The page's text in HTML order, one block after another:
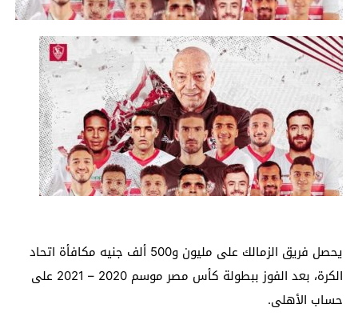
يحصل فريق الزمالك على مليون و500 ألف جنيه مكافأة اتحاد
الكرة، بعد الفوز ببطولة كأس مصر موسم 2020 – 2021 على
حساب الأهلى.